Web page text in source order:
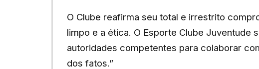
O Clube reafirma seu total e irrestrito
limpo e a ética. O Esporte Clube Juventude
autoridades competentes para colaborar
dos fatos.”